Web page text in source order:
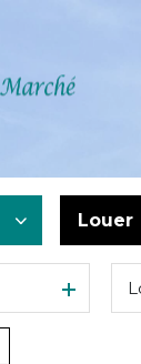
Louer
à